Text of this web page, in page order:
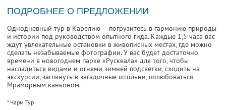
ПОДРОБНЕЕ О ПРЕДЛОЖЕНИИ
Однодневный тур в Карелию — погрузитесь в гармонию природы
и истории под руководством опытного гида. Каждые 1,5 часа вас
ждут увлекательные остановки в живописных местах, где можно
сделать незабываемые фотографии. У вас будет достаточно
времени в новогоднем парке «Рускеала» для того, чтобы
насладиться видами и огнями зимней подсветки, сходить на
экскурсии, заглянуть в загадочные штольни, полюбоваться
Мраморным каньоном.
* Чарм Тур